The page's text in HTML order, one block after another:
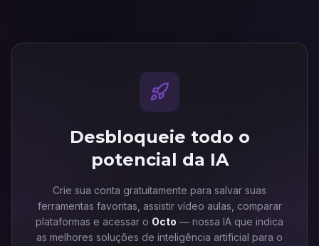
Desbloqueie todo o
potencial da IA
Crie sua conta gratuitamente para salvar suas
ferramentas favoritas, assistir vídeo aulas, comparar
plataformas e acessar o Octo — nossa IA que indica
as melhores soluções de inteligência artificial para o